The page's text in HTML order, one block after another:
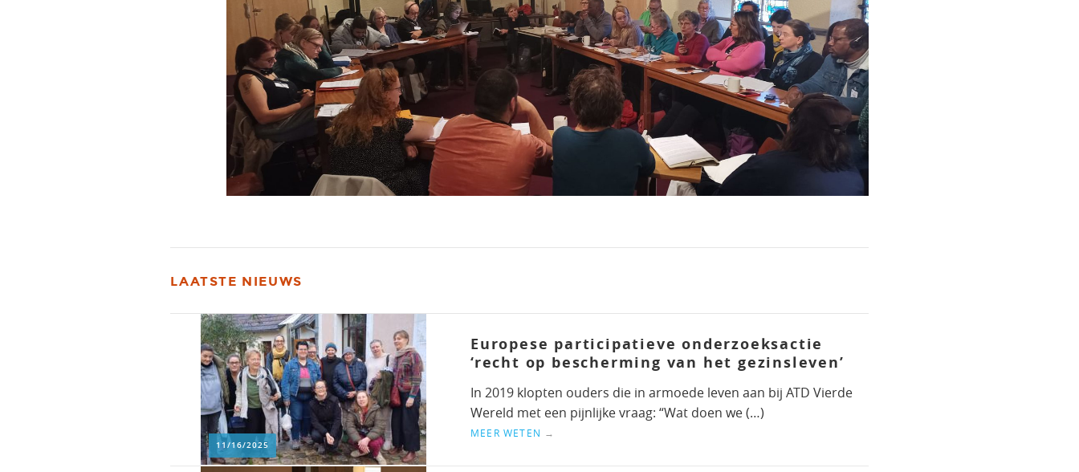
LAATSTE NIEUWS
11/16/2025
Europese participatieve onderzoeksactie
‘recht op bescherming van het gezinsleven’
In 2019 klopten ouders die in armoede leven aan bij ATD Vierde
Wereld met een pijnlijke vraag: “Wat doen we (…)
MEER WETEN →